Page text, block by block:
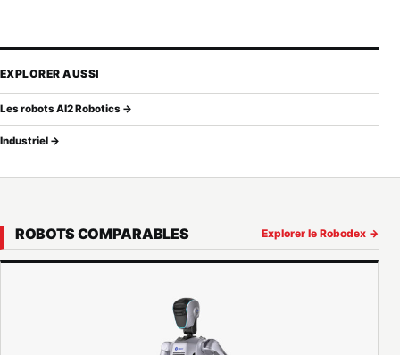
EXPLORER AUSSI
Les robots AI2 Robotics →
Industriel →
ROBOTS COMPARABLES Explorer le Robodex →